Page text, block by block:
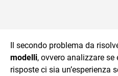
Il secondo problema da
modelli, ovvero analizzare
risposte ci sia un’esperienza